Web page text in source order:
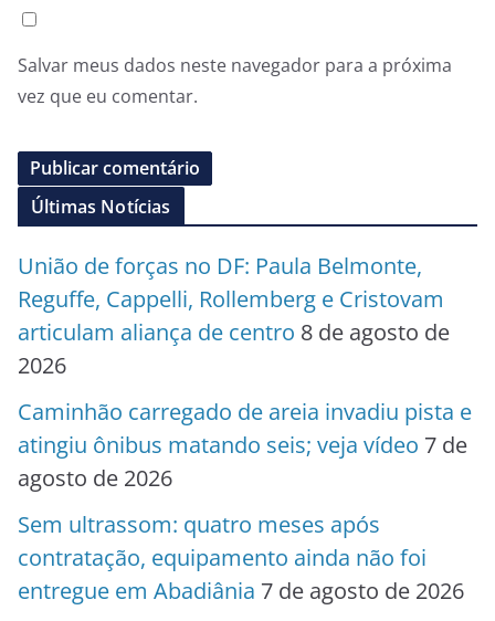
Salvar meus dados neste navegador para a próxima
vez que eu comentar.
Últimas Notícias
União de forças no DF: Paula Belmonte,
Reguffe, Cappelli, Rollemberg e Cristovam
articulam aliança de centro 8 de agosto de
2026
Caminhão carregado de areia invadiu pista e
atingiu ônibus matando seis; veja vídeo 7 de
agosto de 2026
Sem ultrassom: quatro meses após
contratação, equipamento ainda não foi
entregue em Abadiânia 7 de agosto de 2026